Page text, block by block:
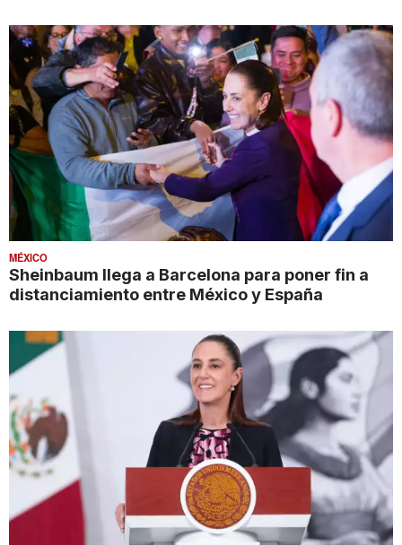
MÉXICO
Sheinbaum llega a Barcelona para poner fin a
distanciamiento entre México y España